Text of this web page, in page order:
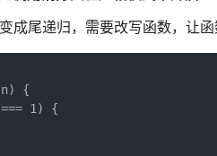
成尾递归，需要改写函数，让
{
1) {